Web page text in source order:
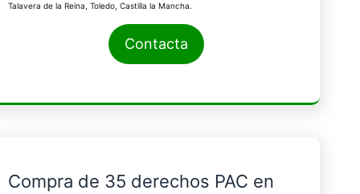
Talavera de la Reina, Toledo, Castilla la Mancha.
Contacta
Compra de 35 derechos PAC en